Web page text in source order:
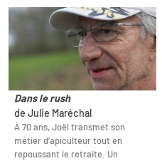
Dans le rush
de Julie Maréchal
À 70 ans, Joël transmet son
métier d’apiculteur tout en
repoussant le retraite. Un